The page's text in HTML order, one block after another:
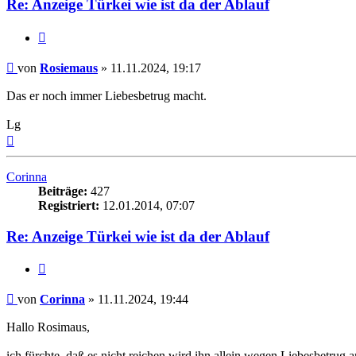
Re: Anzeige Türkei wie ist da der Ablauf
Beitrag
von Rosiemaus » 11.11.2024, 19:17
Das er noch immer Liebesbetrug macht.
Lg
Corinna
Beiträge: 427
Registriert: 12.01.2014, 07:07
Re: Anzeige Türkei wie ist da der Ablauf
Beitrag
von Corinna » 11.11.2024, 19:44
Hallo Rosimaus,